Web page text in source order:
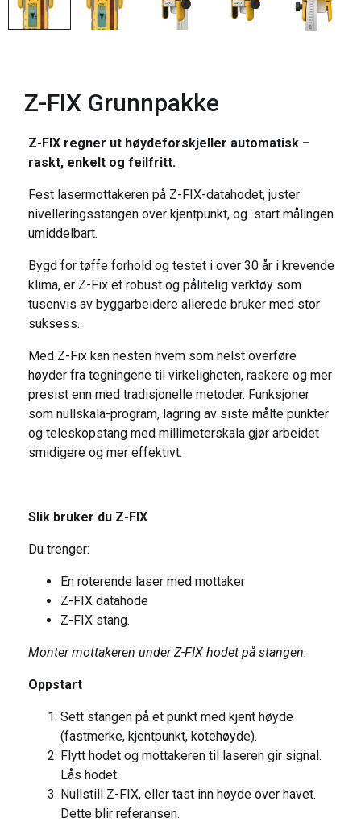
Z-FIX Grunnpakke
Z-FIX regner ut høydeforskjeller automatisk –
raskt, enkelt og feilfritt.
Fest lasermottakeren på Z-FIX-datahodet, juster
nivelleringsstangen over kjentpunkt, og start målingen
umiddelbart.
Bygd for tøffe forhold og testet i over 30 år i krevende
klima, er Z-Fix et robust og pålitelig verktøy som
tusenvis av byggarbeidere allerede bruker med stor
suksess.
Med Z-Fix kan nesten hvem som helst overføre
høyder fra tegningene til virkeligheten, raskere og mer
presist enn med tradisjonelle metoder. Funksjoner
som nullskala-program, lagring av siste målte punkter
og teleskopstang med millimeterskala gjør arbeidet
smidigere og mer effektivt.
Slik bruker du Z-FIX
Du trenger:
En roterende laser med mottaker
Z-FIX datahode
Z-FIX stang.
Monter mottakeren under Z-FIX hodet på stangen.
Oppstart
Sett stangen på et punkt med kjent høyde
(fastmerke, kjentpunkt, kotehøyde).
Flytt hodet og mottakeren til laseren gir signal.
Lås hodet.
Nullstill Z-FIX, eller tast inn høyde over havet.
Dette blir referansen.